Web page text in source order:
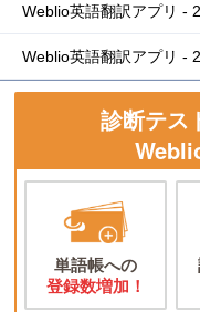
Weblio英語翻訳アプリ -
Weblio英語翻訳アプリ -
診断テス
単語帳への
登録数増加！